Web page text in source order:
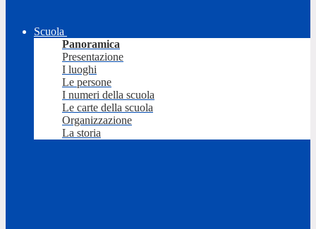
Scuola
Panoramica
Presentazione
I luoghi
Le persone
I numeri della scuola
Le carte della scuola
Organizzazione
La storia